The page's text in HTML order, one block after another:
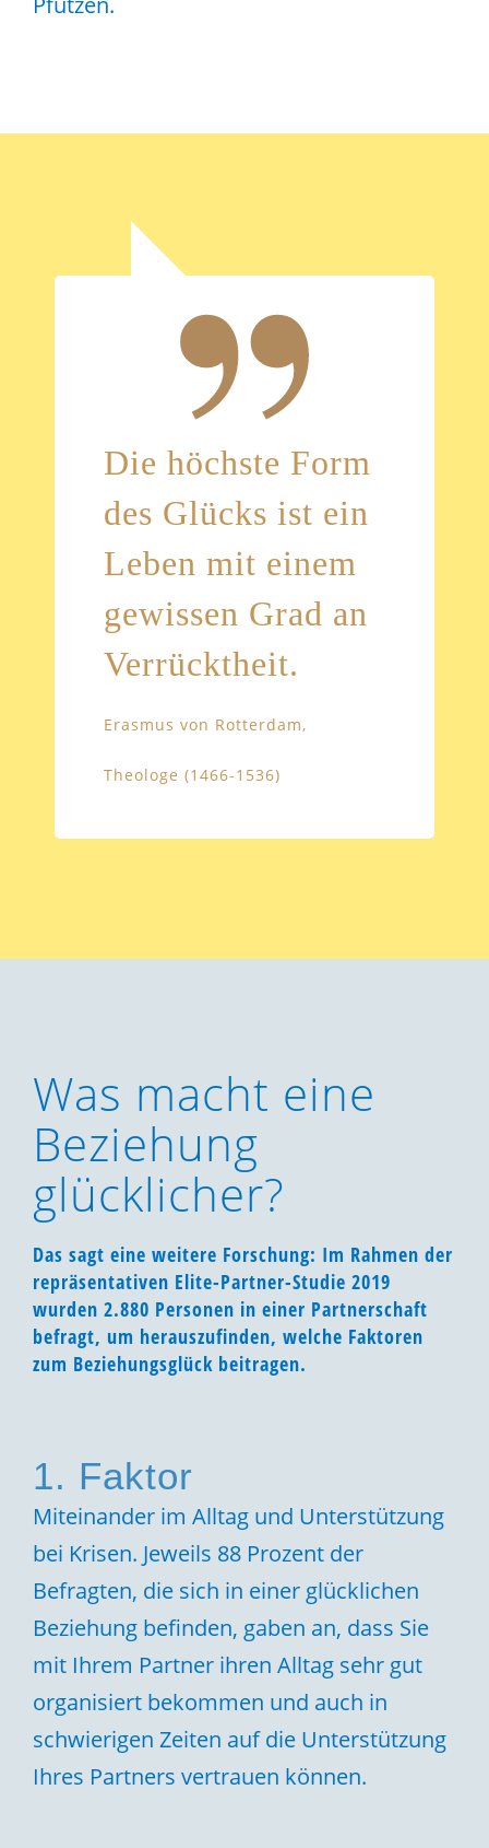
Die höchste Form
des Glücks ist ein
Leben mit einem
gewissen Grad an
Verrücktheit.
Erasmus von Rotterdam,
Theologe (1466-1536)
Was macht eine
Beziehung
glücklicher?
Das sagt eine weitere Forschung: Im Rahmen der
repräsentativen Elite-Partner-Studie 2019
wurden 2.880 Personen in einer Partnerschaft
befragt, um herauszufinden, welche Faktoren
zum Beziehungsglück beitragen.
1. Faktor
Miteinander im Alltag und Unterstützung
bei Krisen. Jeweils 88 Prozent der
Befragten, die sich in einer glücklichen
Beziehung befinden, gaben an, dass Sie
mit Ihrem Partner ihren Alltag sehr gut
organisiert bekommen und auch in
schwierigen Zeiten auf die Unterstützung
Ihres Partners vertrauen können.